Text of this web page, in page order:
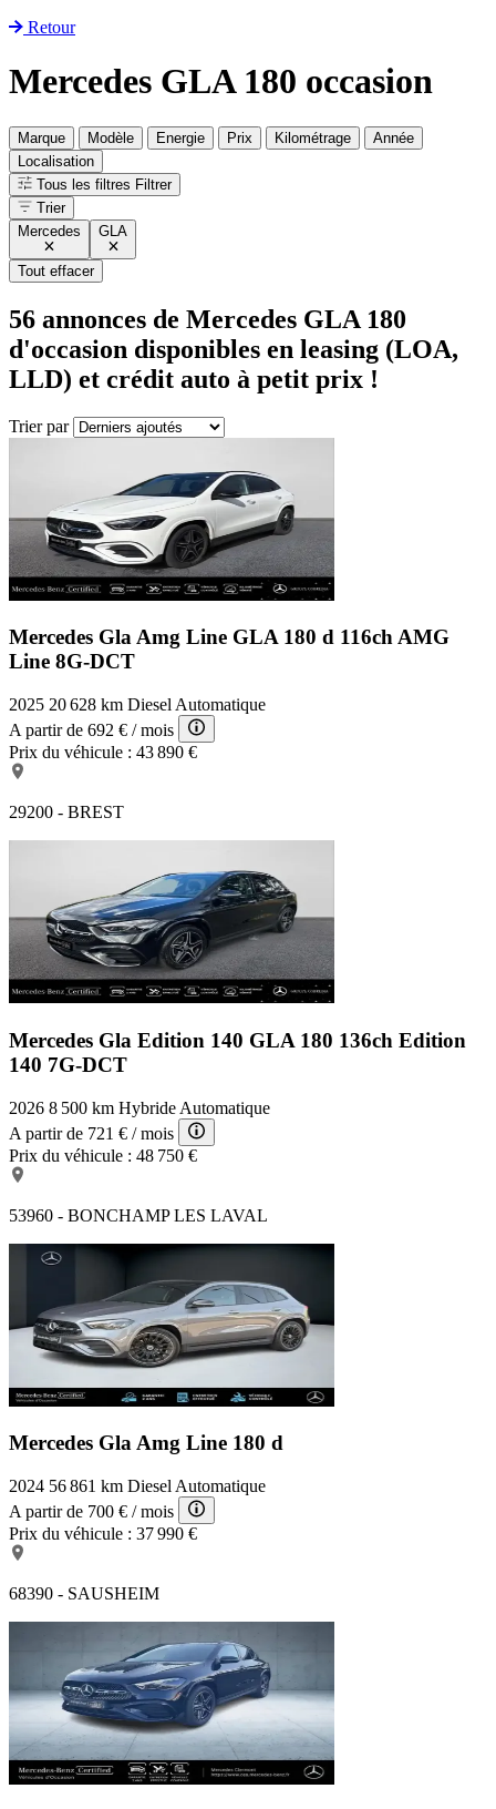
Retour
Mercedes GLA 180 occasion
Marque Modèle Energie Prix Kilométrage
Année
Localisation
Tous les filtres Filtrer
Trier
Mercedes
GLA
Tout effacer
56 annonces de Mercedes GLA 180
d'occasion disponibles en leasing (LOA,
LLD) et crédit auto à petit prix !
Trier par
Mercedes Gla Amg Line GLA 180 d 116ch AMG
Line 8G-DCT
2025 20 628 km Diesel Automatique
A partir de 692 € / mois
Prix du véhicule : 43 890 €
29200 - BREST
Mercedes Gla Edition 140 GLA 180 136ch Edition
140 7G-DCT
2026 8 500 km Hybride Automatique
A partir de 721 € / mois
Prix du véhicule : 48 750 €
53960 - BONCHAMP LES LAVAL
Mercedes Gla Amg Line 180 d
2024 56 861 km Diesel Automatique
A partir de 700 € / mois
Prix du véhicule : 37 990 €
68390 - SAUSHEIM